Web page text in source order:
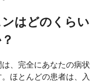
はどのくらい
、完全にあなたの病状
ほとんどの患者は、入